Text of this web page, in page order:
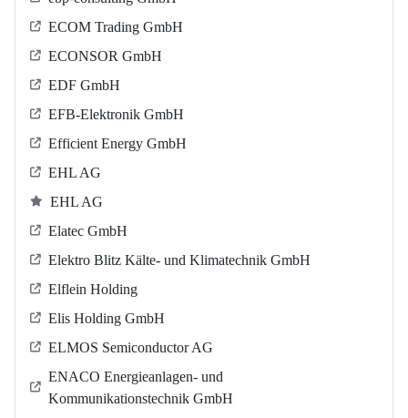
ECOM Trading GmbH
ECONSOR GmbH
EDF GmbH
EFB-Elektronik GmbH
Efficient Energy GmbH
EHL AG
EHL AG
Elatec GmbH
Elektro Blitz Kälte- und Klimatechnik GmbH
Elflein Holding
Elis Holding GmbH
ELMOS Semiconductor AG
ENACO Energieanlagen- und
Kommunikationstechnik GmbH